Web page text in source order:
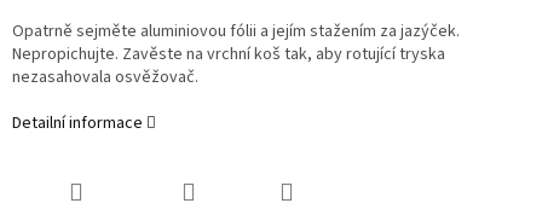
Opatrně sejměte aluminiovou fólii a jejím stažením za jazýček.
Nepropichujte. Zavěste na vrchní koš tak, aby rotující tryska
nezasahovala osvěžovač.
Detailní informace